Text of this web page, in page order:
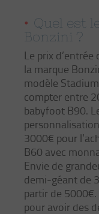
Quel est
Bonzini ?
Le prix
la marque
modèle
compter entre
babyfoot B90.
3000€ pour
B60 avec
Envie de
demi-géant de
partir de 5000€.
pour avoir des